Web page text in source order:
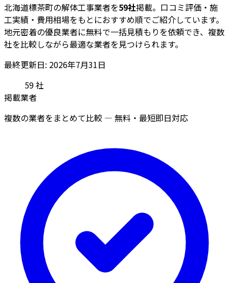
北海道標茶町の解体工事業者を59社掲載。口コミ評価・施
工実績・費用相場をもとにおすすめ順でご紹介しています。
地元密着の優良業者に無料で一括見積もりを依頼でき、複数
社を比較しながら最適な業者を見つけられます。
最終更新日: 2026年7月31日
59社
掲載業者
複数の業者をまとめて比較 — 無料・最短即日対応